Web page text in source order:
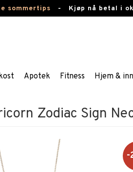
sommertips - Kjøp nå betal i
Apotek Fitness Hjem &
Zodiac Sign
-